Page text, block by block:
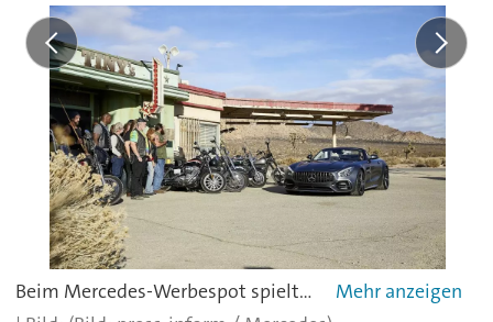
Beim Mercedes-Werbespot spielt Peter Fonda die Hauptrolle.